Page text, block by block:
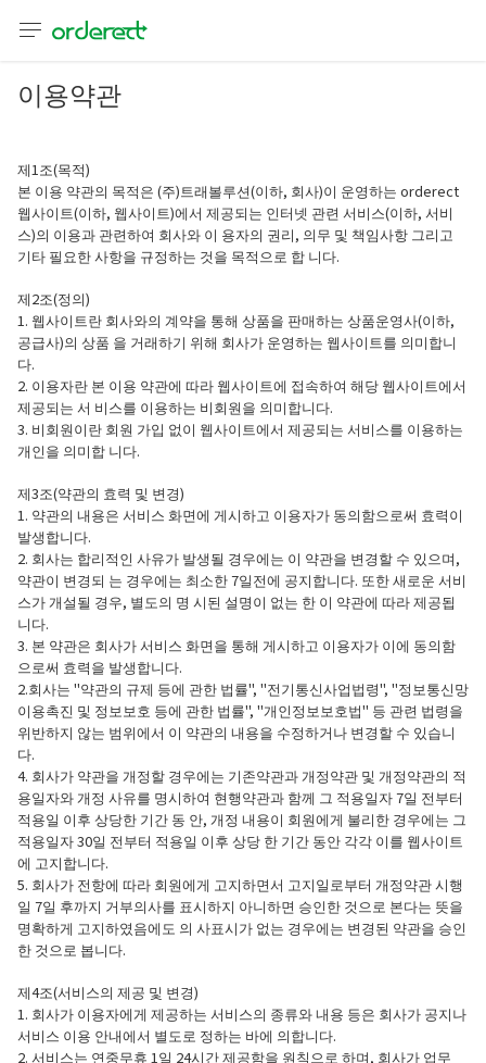
体)
(台灣)
이용약관
제1조(목적)
본 이용 약관의 목적은 (주)트래볼루션(이하, 회사)이 운영하는 orderect
웹사이트(이하, 웹사이트)에서 제공되는 인터넷 관련 서비스(이하, 서비
스)의 이용과 관련하여 회사와 이 용자의 권리, 의무 및 책임사항 그리고
기타 필요한 사항을 규정하는 것을 목적으로 합 니다.
제2조(정의)
1. 웹사이트란 회사와의 계약을 통해 상품을 판매하는 상품운영사(이하,
공급사)의 상품 을 거래하기 위해 회사가 운영하는 웹사이트를 의미합니
다.
2. 이용자란 본 이용 약관에 따라 웹사이트에 접속하여 해당 웹사이트에서
제공되는 서 비스를 이용하는 비회원을 의미합니다.
3. 비회원이란 회원 가입 없이 웹사이트에서 제공되는 서비스를 이용하는
개인을 의미합 니다.
제3조(약관의 효력 및 변경)
1. 약관의 내용은 서비스 화면에 게시하고 이용자가 동의함으로써 효력이
발생합니다.
2. 회사는 합리적인 사유가 발생될 경우에는 이 약관을 변경할 수 있으며,
약관이 변경되 는 경우에는 최소한 7일전에 공지합니다. 또한 새로운 서비
스가 개설될 경우, 별도의 명 시된 설명이 없는 한 이 약관에 따라 제공됩
니다.
3. 본 약관은 회사가 서비스 화면을 통해 게시하고 이용자가 이에 동의함
으로써 효력을 발생합니다.
2.회사는 "약관의 규제 등에 관한 법률", "전기통신사업법령", "정보통신망
이용촉진 및 정보보호 등에 관한 법률", "개인정보보호법" 등 관련 법령을
위반하지 않는 범위에서 이 약관의 내용을 수정하거나 변경할 수 있습니
다.
4. 회사가 약관을 개정할 경우에는 기존약관과 개정약관 및 개정약관의 적
용일자와 개정 사유를 명시하여 현행약관과 함께 그 적용일자 7일 전부터
적용일 이후 상당한 기간 동 안, 개정 내용이 회원에게 불리한 경우에는 그
적용일자 30일 전부터 적용일 이후 상당 한 기간 동안 각각 이를 웹사이트
에 고지합니다.
5. 회사가 전항에 따라 회원에게 고지하면서 고지일로부터 개정약관 시행
일 7일 후까지 거부의사를 표시하지 아니하면 승인한 것으로 본다는 뜻을
명확하게 고지하였음에도 의 사표시가 없는 경우에는 변경된 약관을 승인
한 것으로 봅니다.
제4조(서비스의 제공 및 변경)
1. 회사가 이용자에게 제공하는 서비스의 종류와 내용 등은 회사가 공지나
서비스 이용 안내에서 별도로 정하는 바에 의합니다.
2. 서비스는 연중무휴 1일 24시간 제공함을 원칙으로 하며, 회사가 업무